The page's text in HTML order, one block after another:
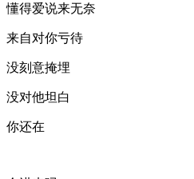
懂得爱说来无奈
来自对你亏待
没刻意掩埋
没对他坦白
你还在